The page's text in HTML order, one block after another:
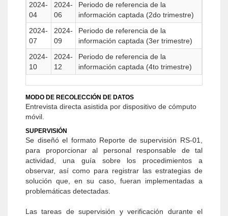
2024-
04
2024-
06
Periodo de referencia de la
información captada (2do trimestre)
2024-
07
2024-
09
Periodo de referencia de la
información captada (3er trimestre)
2024-
10
2024-
12
Periodo de referencia de la
información captada (4to trimestre)
MODO DE RECOLECCIÓN DE DATOS
Entrevista directa asistida por dispositivo de cómputo
móvil.
SUPERVISIÓN
Se diseñó el formato Reporte de supervisión RS-01,
para proporcionar al personal responsable de tal
actividad, una guía sobre los procedimientos a
observar, así como para registrar las estrategias de
solución que, en su caso, fueran implementadas a
problemáticas detectadas.
Las tareas de supervisión y verificación durante el